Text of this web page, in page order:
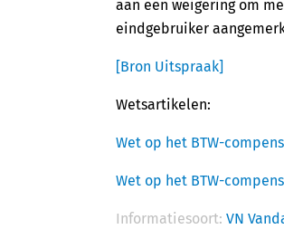
aan een weigering om
eindgebruiker
[Bron Uitspraak]
Wetsartikelen:
Wet op het BTW-
Wet op het BTW-
Informatiesoort: VN